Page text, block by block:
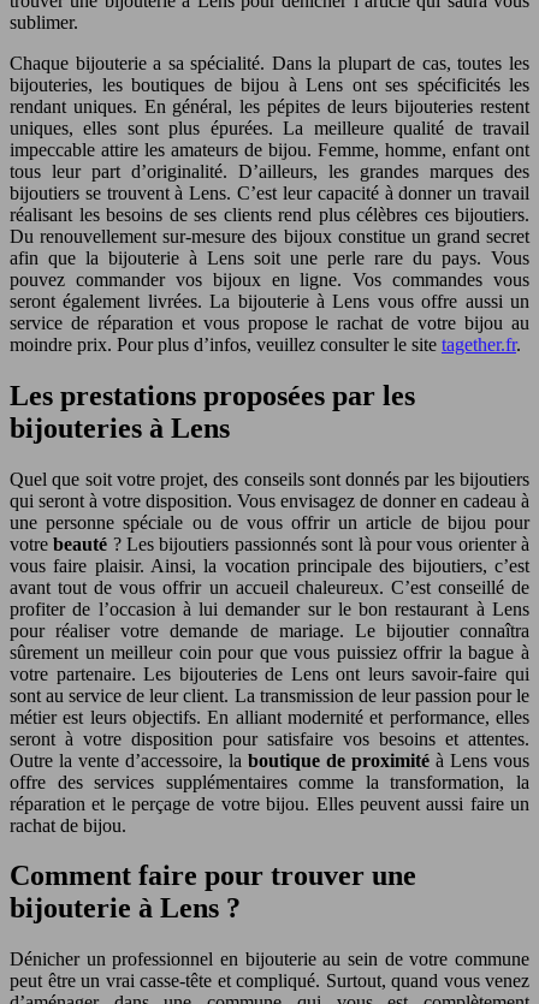
sublimer.
Chaque bijouterie a sa spécialité. Dans la plupart de cas, toutes les
bijouteries, les boutiques de bijou à Lens ont ses spécificités les
rendant uniques. En général, les pépites de leurs bijouteries restent
uniques, elles sont plus épurées. La meilleure qualité de travail
impeccable attire les amateurs de bijou. Femme, homme, enfant ont
tous leur part d’originalité. D’ailleurs, les grandes marques des
bijoutiers se trouvent à Lens. C’est leur capacité à donner un travail
réalisant les besoins de ses clients rend plus célèbres ces bijoutiers.
Du renouvellement sur-mesure des bijoux constitue un grand secret
afin que la bijouterie à Lens soit une perle rare du pays. Vous
pouvez commander vos bijoux en ligne. Vos commandes vous
seront également livrées. La bijouterie à Lens vous offre aussi un
service de réparation et vous propose le rachat de votre bijou au
moindre prix. Pour plus d’infos, veuillez consulter le site tagether.fr.
Les prestations proposées par les
bijouteries à Lens
Quel que soit votre projet, des conseils sont donnés par les bijoutiers
qui seront à votre disposition. Vous envisagez de donner en cadeau à
une personne spéciale ou de vous offrir un article de bijou pour
votrebeauté ? Les bijoutiers passionnés sont là pour vous orienter à
vous faire plaisir. Ainsi, la vocation principale des bijoutiers, c’est
avant tout de vous offrir un accueil chaleureux. C’est conseillé de
profiter de l’occasion à lui demander sur le bon restaurant à Lens
pour réaliser votre demande de mariage. Le bijoutier connaîtra
sûrement un meilleur coin pour que vous puissiez offrir la bague à
votre partenaire. Les bijouteries de Lens ont leurs savoir-faire qui
sont au service de leur client. La transmission de leur passion pour le
métier est leurs objectifs. En alliant modernité et performance, elles
seront à votre disposition pour satisfaire vos besoins et attentes.
Outre la vente d’accessoire, la boutique de proximité à Lens vous
offre des services supplémentaires comme la transformation, la
réparation et le perçage de votre bijou. Elles peuvent aussi faire un
rachat de bijou.
Comment faire pour trouver une
bijouterie à Lens ?
Dénicher un professionnel en bijouterie au sein de votre commune
peut être un vrai casse-tête et compliqué. Surtout, quand vous venez